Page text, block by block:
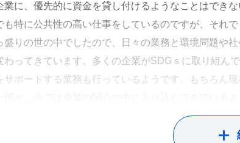
業に、優先的に資金を貸し付けるようなことはでき
も特に公共性の高い仕事をしているのですが、それ
盛りの世の中でしたので、日々の業務と環境問題や
わってきています。多くの企業がSDGｓに取り組ん
サポートする業務も行っているようです。もちろん
は、人権、アニマルウェルフェア、脱炭素といった